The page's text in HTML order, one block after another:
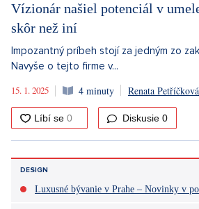
Vízionár našiel potenciál v
skôr než iní
Impozantný príbeh stojí za jedným zo
Navyše o tejto firme v...
15. 1. 2025
4 minuty Renata Petříčková
Diskusie 0
DESIGN
Luxusné bývanie v Prahe – Novinky v